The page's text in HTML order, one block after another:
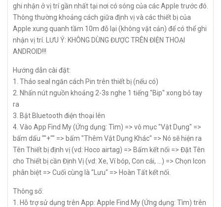
ghi nhận ở vị trí gần nhất tại nơi có sóng của các Apple trước đó.
Thông thường khoảng cách giữa định vị và các thiết bị của
Apple xung quanh tầm 10m đỗ lại (không vật cản) để có thể ghi
nhận vị trí. LƯU Ý: KHÔNG DÙNG ĐƯỢC TRÊN ĐIỆN THOẠI
ANDROID!!!
Hướng dẫn cài đặt:
1. Tháo seal ngăn cách Pin trên thiết bị (nếu có)
2. Nhấn nút nguồn khoảng 2-3s nghe 1 tiếng "Bip" xong bỏ tay
ra
3. Bật Bluetooth điện thoại lên
4. Vào App Find My (Ứng dụng: Tìm) => vô mục "Vật Dụng" =>
bấm dấu ""+"" => bấm "Thêm Vật Dụng Khác" => Nó sẽ hiện ra
Tên Thiết bị định vị (vd: Hoco airtag) => Bấm kết nối => Đặt Tên
cho Thiết bị cần Định Vị (vd: Xe, Ví bóp, Con cái, ...) => Chọn Icon
phân biệt => Cuối cùng là "Lưu" => Hoàn Tất kết nối.
Thông số:
1. Hỗ trợ sử dụng trên App: Apple Find My (Ứng dụng: Tìm) trên